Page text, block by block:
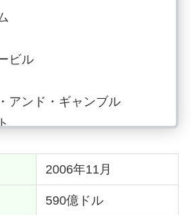
ビル
アンド・ギャンブル
・アメリカ
2006年11月
590億ドル